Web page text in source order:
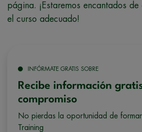
página. ¡Estaremos encantados
el curso adecuado!
INFÓRMATE GRATIS SOBRE
Recibe información
compromiso
No pierdas la oportunidad de
Training